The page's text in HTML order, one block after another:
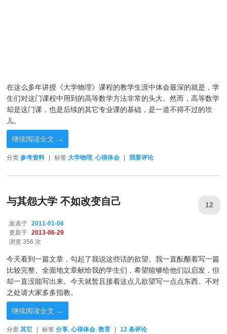
在这么多年讲授《大学物理》课程的教学生涯中体会最深的就是，学
生们对这门课程中用到的高等数学方法非常的头大。然而，高等数学
却是这门课，也是后续的其它专业课的基础，是一道不得不过的坎
儿。
继续阅读全文 →
分类 参考资料 标签 大学物理,心得体会 我要评论
与其怨大学 不如改变自己
发表于
2011-01-06
更新于
2013-06-29
浏览 356 次
12
今天看到一篇文章，勾起了我说这些话的欲望。我一直酝酿着写一篇
比较完整、全面地文章献给我的学生们，希望能够给他们以启发，但
却一直没能写出来。今天就暂且接着这点儿欲望写一点点东西。不对
之处请大家多多指教。
继续阅读全文 →
分类 其它 | 标签 分享 ,心得体会 ,教育 | 12 条评论